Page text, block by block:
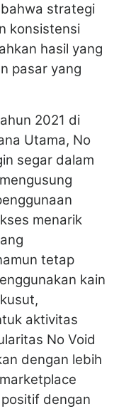
strategi
konsistensi
hasil yang
pasar yang
2021 di
Utama, No
segar dalam
menarik
tetap
kain
aktivitas
No Void
dengan lebih
dengan